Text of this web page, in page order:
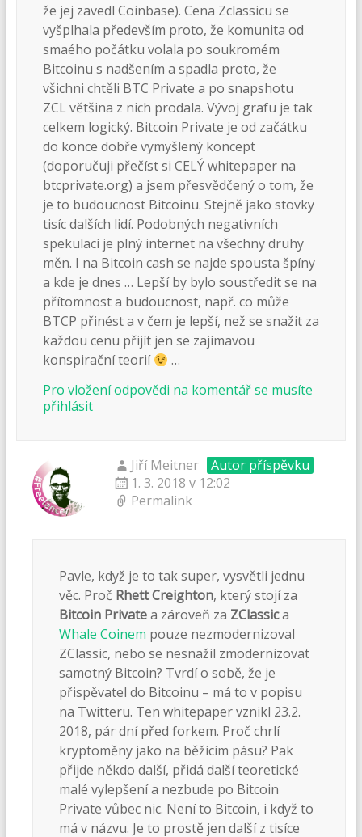
že jej zavedl Coinbase). Cena Zclassicu se
vyšplhala především proto, že komunita od
smaého počátku volala po soukromém
Bitcoinu s nadšením a spadla proto, že
všichni chtěli BTC Private a po snapshotu
ZCL většina z nich prodala. Vývoj grafu je tak
celkem logický. Bitcoin Private je od začátku
do konce dobře vymyšlený koncept
(doporučuji přečíst si CELÝ whitepaper na
btcprivate.org) a jsem přesvědčený o tom, že
je to budoucnost Bitcoinu. Stejně jako stovky
tisíc dalších lidí. Podobných negativních
spekulací je plný internet na všechny druhy
měn. I na Bitcoin cash se najde spousta špíny
a kde je dnes … Lepší by bylo soustředit se na
přítomnost a budoucnost, např. co může
BTCP přinést a v čem je lepší, než se snažit za
každou cenu přijít jen se zajímavou
konspirační teorií
…
Pro vložení odpovědi na komentář se musíte
přihlásit
Jiří Meitner
Autor příspěvku
1. 3. 2018 v 12:02
Permalink
Pavle, když je to tak super, vysvětli jednu
věc. Proč Rhett Creighton, který stojí za
Bitcoin Privatea zároveň za ZClassica
Whale Coinem pouze nezmodernizoval
ZClassic, nebo se nesnažil zmodernizovat
samotný Bitcoin? Tvrdí o sobě, že je
přispěvatel do Bitcoinu – má to v popisu
na Twitteru. Ten whitepaper vznikl 23.2.
2018, pár dní před forkem. Proč chrlí
kryptoměny jako na běžícím pásu? Pak
přijde někdo další, přidá další teoretické
malé vylepšení a nezbude po Bitcoin
Private vůbec nic. Není to Bitcoin, i když to
má v názvu. Je to prostě jen další z tisíce